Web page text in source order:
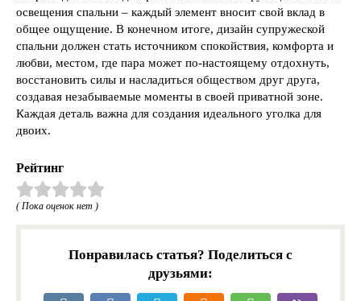
освещения спальни – каждый элемент вносит свой вклад в
общее ощущение. В конечном итоге, дизайн супружеской
спальни должен стать источником спокойствия, комфорта и
любви, местом, где пара может по-настоящему отдохнуть,
восстановить силы и насладиться обществом друг друга,
создавая незабываемые моменты в своей приватной зоне.
Каждая деталь важна для создания идеального уголка для
двоих.
Рейтинг
( Пока оценок нет )
Понравилась статья? Поделиться с
друзьями: